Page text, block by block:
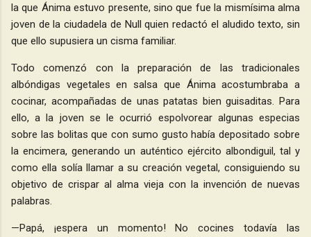
la que Ánima estuvo presente, sino que fue la mismísima alma
joven de la ciudadela de Null quien redactó el aludido texto, sin
que ello supusiera un cisma familiar.
Todo comenzó con la preparación de las tradicionales
albóndigas vegetales en salsa que Ánima acostumbraba a
cocinar, acompañadas de unas patatas bien guisaditas. Para
ello, a la joven se le ocurrió espolvorear algunas especias
sobre las bolitas que con sumo gusto había depositado sobre
la encimera, generando un auténtico ejército albondiguil, tal y
como ella solía llamar a su creación vegetal, consiguiendo su
objetivo de crispar al alma vieja con la invención de nuevas
palabras.
—Papá, ¡espera un momento! No cocines todavía las